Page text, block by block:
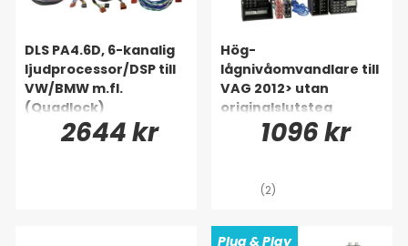
DLS PA4.6D, 6-kanalig
ljudprocessor/DSP till
VW/BMW m.fl.
(Quadlock)
2644 kr
Hög-
lågnivåomvandlare till
VAG 2012> utan
originalslutsteg
1096 kr
(2)
Plug & Play